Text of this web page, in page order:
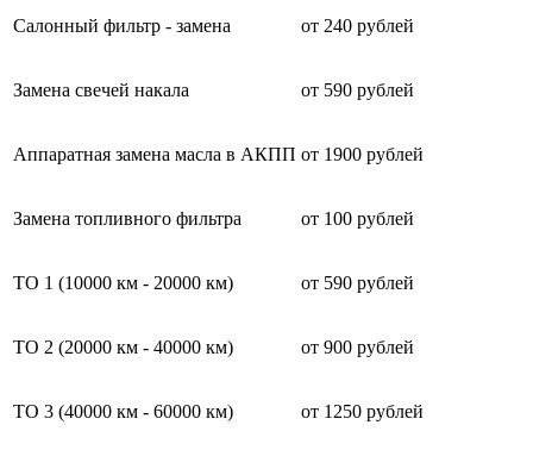
Салонный фильтр - замена от 240 рублей
Замена свечей накала от 590 рублей
Аппаратная замена масла в АКПП от 1900 рублей
Замена топливного фильтра от 100 рублей
ТО 1 (10000 км - 20000 км) от 590 рублей
ТО 2 (20000 км - 40000 км) от 900 рублей
ТО 3 (40000 км - 60000 км) от 1250 рублей